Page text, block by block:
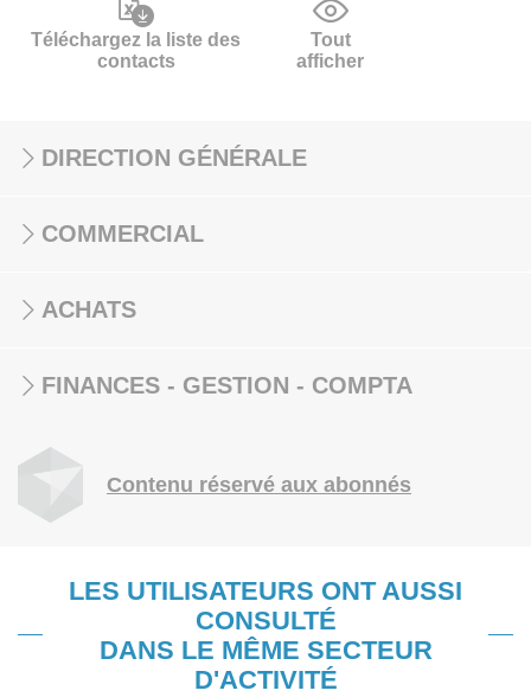
Téléchargez la liste des
contacts
Tout
afficher
DIRECTION GÉNÉRALE
COMMERCIAL
ACHATS
FINANCES - GESTION - COMPTA
Contenu réservé aux abonnés
LES UTILISATEURS ONT AUSSI
CONSULTÉ
DANS LE MÊME SECTEUR
D'ACTIVITÉ